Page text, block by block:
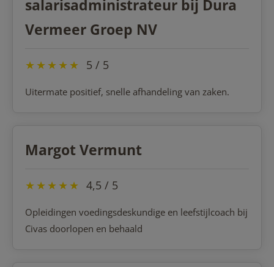
salarisadministrateur bij Dura
Vermeer Groep NV
★★★★★ 5 / 5
Uitermate positief, snelle afhandeling van zaken.
Margot Vermunt
★★★★★ 4,5 / 5
Opleidingen voedingsdeskundige en leefstijlcoach bij
Civas doorlopen en behaald